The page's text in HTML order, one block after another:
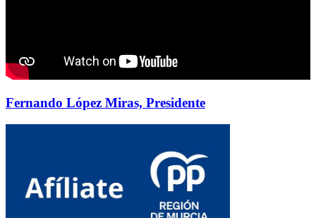
Fernando López Miras, Presidente